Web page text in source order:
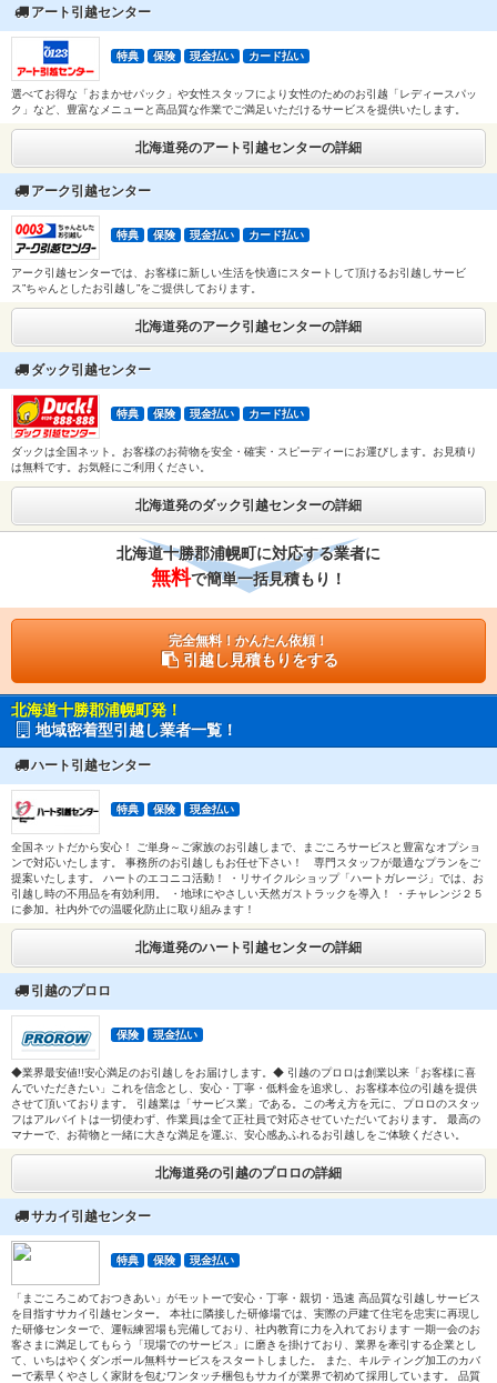
アート引越センター
特典 保険 現金払い カード払い
選べてお得な「おまかせパック」や女性スタッフにより女性のためのお引越「レディースパッ
ク」など、豊富なメニューと高品質な作業でご満足いただけるサービスを提供いたします。
北海道発のアート引越センターの詳細
アーク引越センター
特典 保険 現金払い カード払い
アーク引越センターでは、お客様に新しい生活を快適にスタートして頂けるお引越しサービ
ス”ちゃんとしたお引越し”をご提供しております。
北海道発のアーク引越センターの詳細
ダック引越センター
特典 保険 現金払い カード払い
ダックは全国ネット。お客様のお荷物を安全・確実・スピーディーにお運びします。お見積り
は無料です。お気軽にご利用ください。
北海道発のダック引越センターの詳細
北海道十勝郡浦幌町に対応する業者に
無料で簡単一括見積もり！
完全無料！かんたん依頼！
引越し見積もりをする
北海道十勝郡浦幌町発！
地域密着型引越し業者一覧！
ハート引越センター
特典 保険 現金払い
全国ネットだから安心！ ご単身～ご家族のお引越しまで、まごころサービスと豊富なオプショ
ンで対応いたします。 事務所のお引越しもお任せ下さい！ 専門スタッフが最適なプランをご
提案いたします。 ハートのエコニコ活動！ ・リサイクルショップ「ハートガレージ」では、お
引越し時の不用品を有効利用。 ・地球にやさしい天然ガストラックを導入！ ・チャレンジ２５
に参加。社内外での温暖化防止に取り組みます！
北海道発のハート引越センターの詳細
引越のプロロ
保険 現金払い
◆業界最安値!!安心満足のお引越しをお届けします。◆ 引越のプロロは創業以来「お客様に喜
んでいただきたい」これを信念とし、安心・丁寧・低料金を追求し、お客様本位の引越を提供
させて頂いております。 引越業は「サービス業」である。この考え方を元に、プロロのスタッ
フはアルバイトは一切使わず、作業員は全て正社員で対応させていただいております。 最高の
マナーで、お荷物と一緒に大きな満足を運ぶ、安心感あふれるお引越しをご体験ください。
北海道発の引越のプロロの詳細
サカイ引越センター
特典 保険 現金払い
「まごころこめておつきあい」がモットーで安心・丁寧・親切・迅速 高品質な引越しサービス
を目指すサカイ引越センター。 本社に隣接した研修場では、実際の戸建て住宅を忠実に再現し
た研修センターで、運転練習場も完備しており、社内教育に力を入れております 一期一会のお
客さまに満足してもらう「現場でのサービス」に磨きを掛けており、業界を牽引する企業とし
て、いちはやくダンボール無料サービスをスタートしました。 また、キルティング加工のカバ
ーで素早くやさしく家財を包むワンタッチ梱包もサカイが業界で初めて採用しています。 品質